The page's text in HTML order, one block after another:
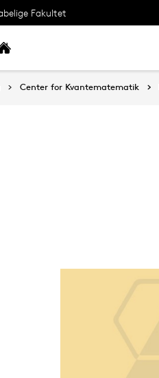
Fakultet
Center for Kvantematematik